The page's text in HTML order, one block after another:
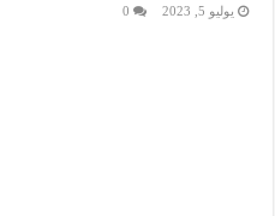
يوليو 5, 2023 0